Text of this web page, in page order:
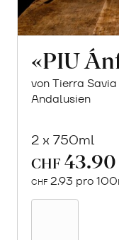
«PIU
von Tierra
Andalusien
2 x 750ml
CHF 43.90
CHF 2.93 pro